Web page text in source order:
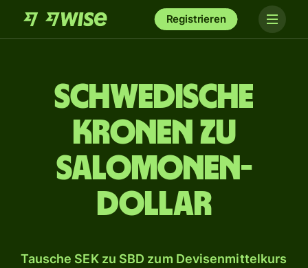
Registrieren
Schwedische
Kronen zu
Salomonen-
Dollar
Tausche SEK zu SBD zum Devisenmittelkurs